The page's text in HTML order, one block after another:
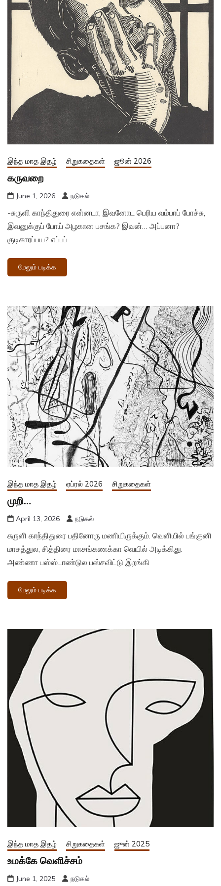
இந்த மாத இதழ் சிறுகதைகள் ஜூன் 2026
கருவறை
June 1, 2026 நடுகல்
-சுருளி காந்திதுரை என்னடா, இவனோட பெரிய வம்பாப் போச்சு,
இவனுக்குப் போய் அழகான பசங்க? இவன்… அப்பனா?
குடிகாரப்பய? எப்பப்
மேலும் படிக்க
இந்த மாத இதழ் ஏப்ரல் 2026 சிறுகதைகள்
முறி…
April 13, 2026 நடுகல்
சுருளி காந்திதுரை பதினோரு மணியிருக்கும். வெளியில் பங்குனி
மாசத்துல, சித்திரை மாசங்கணக்கா வெயில் அடிக்கிது.
அண்ணா பஸ்ஸ்டாண்டுல பஸ்சவிட்டு இறங்கி
மேலும் படிக்க
இந்த மாத இதழ் சிறுகதைகள் ஜுன் 2025
உமக்கே வெளிச்சம்
June 1, 2025 நடுகல்